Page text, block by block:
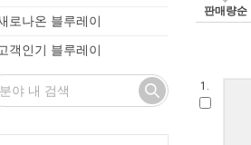
로나온 블루레이
객인기 블루레이
판매량순
1.